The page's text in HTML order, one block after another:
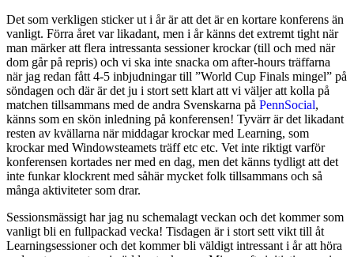
Det som verkligen sticker ut i år är att det är en kortare konferens än
vanligt. Förra året var likadant, men i år känns det extremt tight när
man märker att flera intressanta sessioner krockar (till och med när
dom går på repris) och vi ska inte snacka om after-hours träffarna
när jag redan fått 4-5 inbjudningar till ”World Cup Finals mingel” på
söndagen och där är det ju i stort sett klart att vi väljer att kolla på
matchen tillsammans med de andra Svenskarna på PennSocial,
känns som en skön inledning på konferensen! Tyvärr är det likadant
resten av kvällarna när middagar krockar med Learning, som
krockar med Windowsteamets träff etc etc. Vet inte riktigt varför
konferensen kortades ner med en dag, men det känns tydligt att det
inte funkar klockrent med såhär mycket folk tillsammans och så
många aktiviteter som drar.
Sessionsmässigt har jag nu schemalagt veckan och det kommer som
vanligt bli en fullpackad vecka! Tisdagen är i stort sett vikt till åt
Learningsessioner och det kommer bli väldigt intressant i år att höra